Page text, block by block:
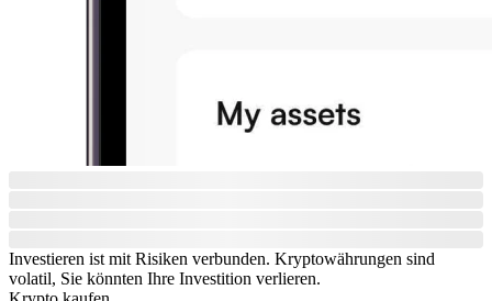
Investieren ist mit Risiken verbunden. Kryptowährungen sind
volatil, Sie könnten Ihre Investition verlieren.